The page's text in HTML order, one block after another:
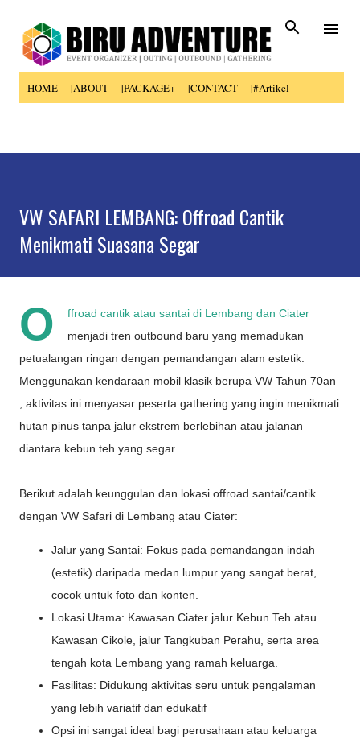
HOME |ABOUT |PACKAGE+ |CONTACT |#Artikel
VW SAFARI LEMBANG: Offroad Cantik
Menikmati Suasana Segar
O
ffroad cantik atau santai di Lembang dan Ciater
menjadi tren outbound baru yang memadukan
petualangan ringan dengan pemandangan alam estetik.
Menggunakan kendaraan mobil klasik berupa VW Tahun 70an
, aktivitas ini menyasar peserta gathering yang ingin menikmati
hutan pinus tanpa jalur ekstrem berlebihan atau jalanan
diantara kebun teh yang segar.
Berikut adalah keunggulan dan lokasi offroad santai/cantik
dengan VW Safari di Lembang atau Ciater:
Jalur yang Santai: Fokus pada pemandangan indah
(estetik) daripada medan lumpur yang sangat berat,
cocok untuk foto dan konten.
Lokasi Utama: Kawasan Ciater jalur Kebun Teh atau
Kawasan Cikole, jalur Tangkuban Perahu, serta area
tengah kota Lembang yang ramah keluarga.
Fasilitas: Didukung aktivitas seru untuk pengalaman
yang lebih variatif dan edukatif
Opsi ini sangat ideal bagi perusahaan atau keluarga